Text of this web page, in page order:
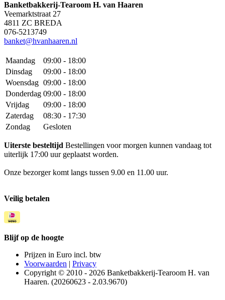
Banketbakkerij-Tearoom H. van Haaren
Veemarktstraat 27
4811 ZC BREDA
076-5213749
banket@hvanhaaren.nl
Maandag
09:00 - 18:00
Dinsdag
09:00 - 18:00
Woensdag 09:00 - 18:00
Donderdag 09:00 - 18:00
Vrijdag
09:00 - 18:00
Zaterdag
08:30 - 17:30
Zondag
Gesloten
Uiterste besteltijd Bestellingen voor morgen kunnen vandaag tot
uiterlijk 17:00 uur geplaatst worden.
Onze bezorger komt langs tussen 9.00 en 11.00 uur.
Veilig betalen
Blijf op de hoogte
Prijzen in Euro incl. btw
Voorwaarden | Privacy
Copyright © 2010 - 2026 Banketbakkerij-Tearoom H. van
Haaren. (20260623 - 2.03.9670)